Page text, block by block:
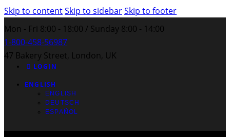
Skip to contentSkip to sidebarSkip to footer
Mon - Fri 8:00 - 18:00 / Sunday 8:00 - 14:00
1-800-458-56987
47 Bakery Street, London, UK
LOGIN
ENGLISH
ENGLISH
DEUTSCH
ESPAÑOL